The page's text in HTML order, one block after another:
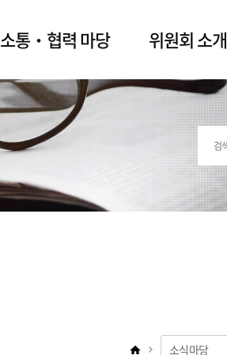
소통‧협력 마당 위원회 소개
소식마당